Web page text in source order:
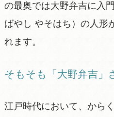
の最奥では大野弁吉に入
ばやし やそはち）の人形
れます。
そもそも「大野弁吉」
江戸時代において、から